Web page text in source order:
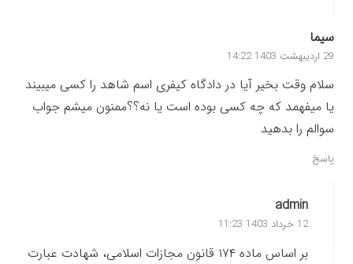
سیما
29 اردیبهشت 1403 14:22
سلام وقت بخیر آیا در دادگاه کیفری اسم شاهد را کسی میبیند
یا میفهمد که چه کسی بوده است یا نه؟؟ممنون میشم جواب
سوالم را بدهید
پاسخ
admin
12 خرداد 1403 11:23
بر اساس ماده ۱۷۴ قانون مجازات اسلامی، شهادت عبارت